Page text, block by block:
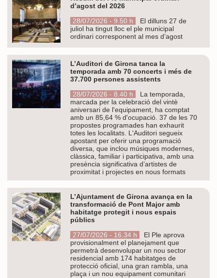
d’agost del 2026
28/07/2026 - 9.50 h
El dilluns 27 de
juliol ha tingut lloc el ple municipal
ordinari corresponent al mes d’agost
L’Auditori de Girona tanca la
temporada amb 70 concerts i més de
37.700 persones assistents
28/07/2026 - 8.40 h
La temporada,
marcada per la celebració del vintè
aniversari de l'equipament, ha comptat
amb un 85,64 % d'ocupació. 37 de les 70
propostes programades han exhaurit
totes les localitats. L'Auditori segueix
apostant per oferir una programació
diversa, que inclou músiques modernes,
clàssica, familiar i participativa, amb una
presència significativa d’artistes de
proximitat i projectes en nous formats
L’Ajuntament de Girona avança en la
transformació de Pont Major amb
habitatge protegit i nous espais
públics
27/07/2026 - 16.34 h
El Ple aprova
provisionalment el planejament que
permetrà desenvolupar un nou sector
residencial amb 174 habitatges de
protecció oficial, una gran rambla, una
plaça i un nou equipament comunitari